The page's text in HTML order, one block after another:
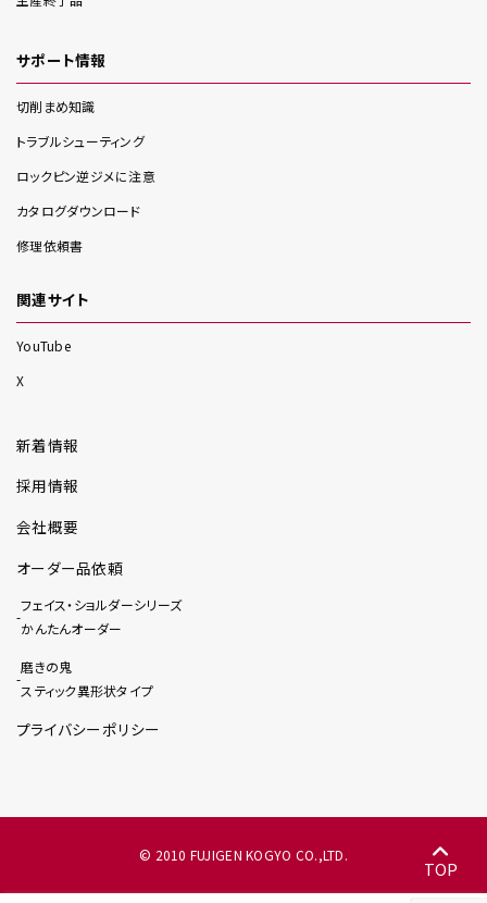
サポート情報
切削まめ知識
トラブルシューティング
ロックピン逆ジメに注意
カタログダウンロード
修理依頼書
関連サイト
YouTube
X
新着情報
採用情報
会社概要
オーダー品依頼
フェイス・ショルダーシリーズ
かんたんオーダー
磨きの鬼
スティック異形状タイプ
プライバシーポリシー
© 2010 FUJIGEN KOGYO CO.,LTD.
TOP